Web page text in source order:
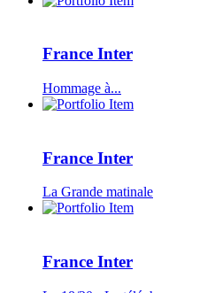
France Inter
Hommage à...
France Inter
La Grande matinale
France Inter